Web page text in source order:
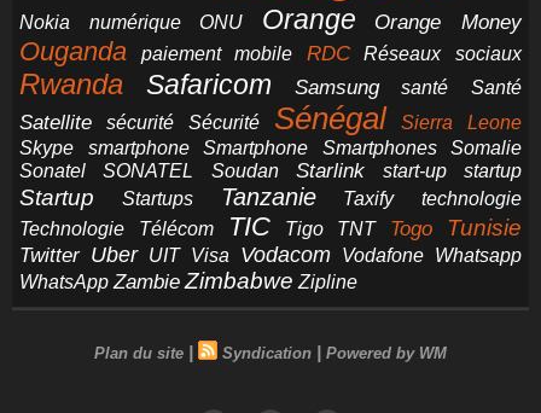
Nokia
numérique ONU Orange Orange Money
Ouganda paiement mobile RDC Réseaux sociaux
Rwanda Safaricom Samsung santé Santé
Satellite sécurité Sécurité Sénégal
Sierra Leone
Skype
smartphone Smartphone Smartphones
Somalie
Sonatel
SONATEL Soudan Starlink start-up startup
Startup Startups Tanzanie Taxify
technologie
Technologie
Télécom TIC Tigo TNT Togo Tunisie
Twitter Uber UIT Visa Vodacom Vodafone Whatsapp
WhatsApp Zambie Zimbabwe Zipline
Plan du site | Syndication | Powered by WM